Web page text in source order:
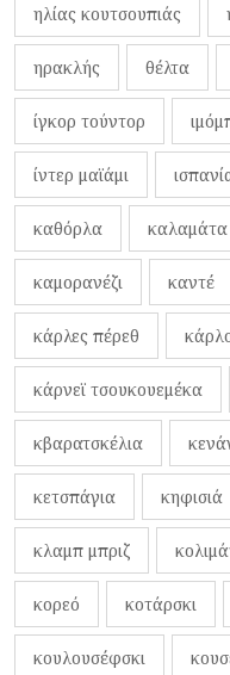
ηλίας κουτσουπιάς
ηρακλής θέλτα
ίγκορ τούντορ
ίντερ μαϊάμι
καθόρλα καλαμάτα
καμορανέζι καντέ
κάρλες πέρεθ
κάρνεϊ τσουκουεμέκα
κβαρατσκέλια
κετσπάγια κηφισιά
κλαμπ μπριζ
κορεό κοτάρσκι
κουλουσέφσκι